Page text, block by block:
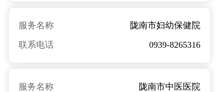
服务名称
陇南市妇幼保健院
联系电话
0939-8265316
服务名称
陇南市中医医院